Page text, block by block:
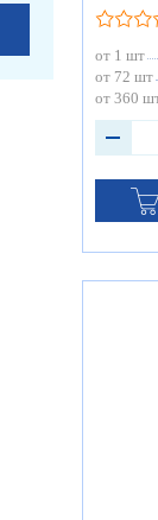
от 1 шт
от 72 шт
от 360